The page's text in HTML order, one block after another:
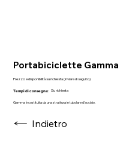
Portabiciclette Gamma
Gamma è costituita da una struttura in tubolare d'acciaio.
Indietro
Prezzo e disponibilità su richiesta (inviare di seguito)
Tempi di consegna: Su richiesta